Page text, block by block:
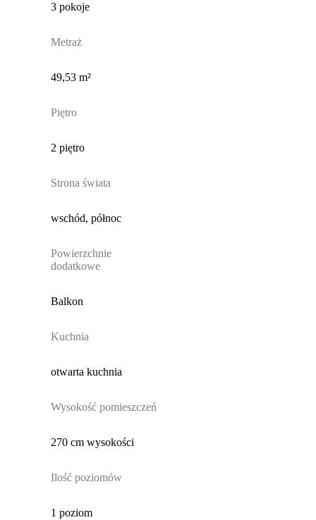
3 pokoje
Metraż
49,53 m²
Piętro
2 piętro
Strona świata
wschód, północ
Powierzchnie
dodatkowe
Balkon
Kuchnia
otwarta kuchnia
Wysokość pomieszczeń
270 cm wysokości
Ilość poziomów
1 poziom